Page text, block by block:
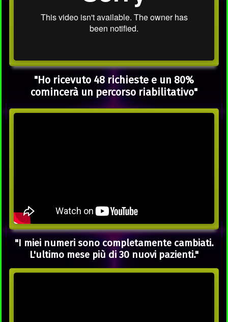
"Ho ricevuto 48 richieste e un 80%
comincerà un percorso riabilitativo"
"I miei numeri sono completamente cambiati.
L'ultimo mese più di 30 nuovi pazienti."